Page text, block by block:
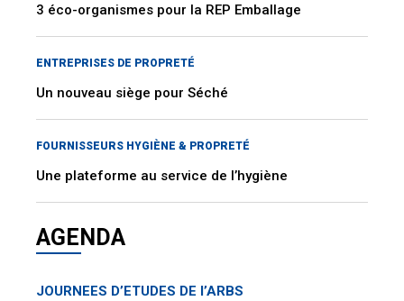
3 éco-organismes pour la REP Emballage
ENTREPRISES DE PROPRETÉ
Un nouveau siège pour Séché
FOURNISSEURS HYGIÈNE & PROPRETÉ
Une plateforme au service de l’hygiène
AGENDA
JOURNEES D’ETUDES DE l’ARBS